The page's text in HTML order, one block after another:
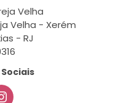
Velha
Velha - Xerém
- RJ